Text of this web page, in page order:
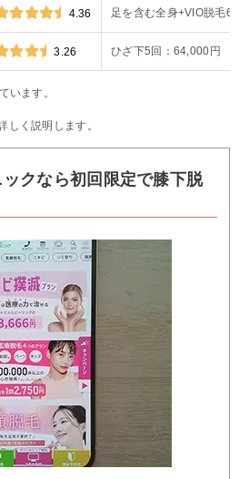
4.36 足を含む全身+VIO脱毛6
3.26 ひざ下5回：64,000円
います。
しく説明します。
クなら初回限定で膝下脱